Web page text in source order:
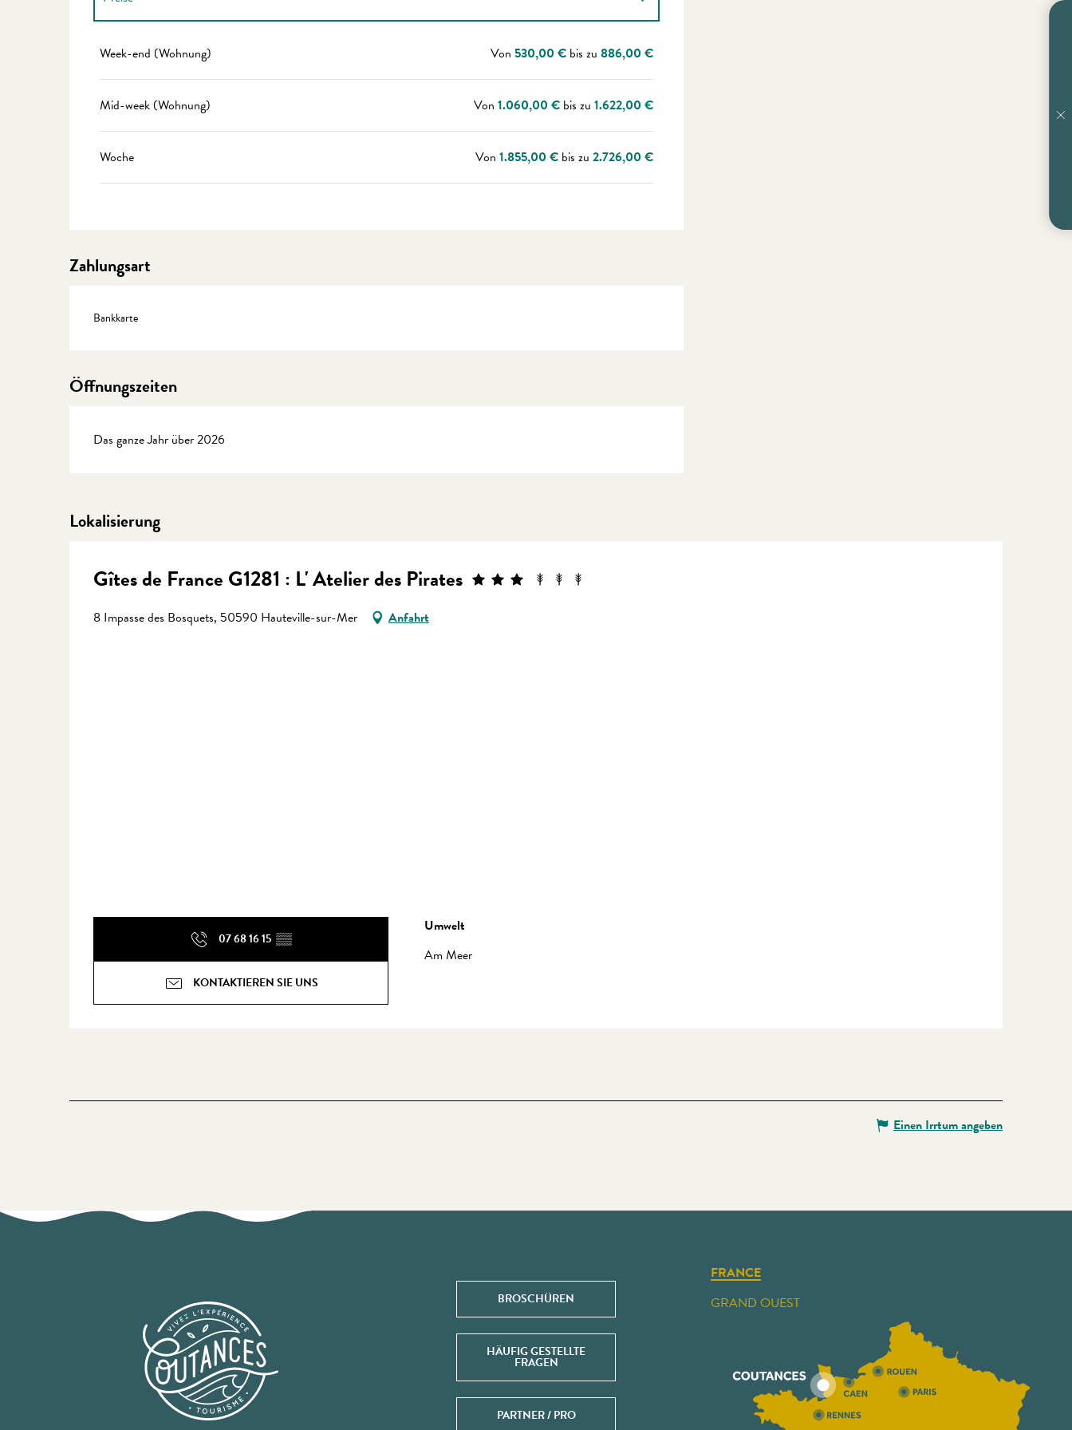
Preise 2027
Week-end (Wohnung) Von530,00 € bis zu886,00 €
Mid-week (Wohnung) Von1.060,00 € bis zu1.622,00 €
Woche Von1.855,00 € bis zu2.726,00 €
Zahlungsart
Bankkarte
Öffnungszeiten
Das ganze Jahr über 2026
Lokalisierung
Gîtes de France G1281 : L' Atelier des Pirates
8 Impasse des Bosquets, 50590 Hauteville-sur-Mer Anfahrt
07 68 16 15 ▒▒
KONTAKTIEREN SIE UNS
Umwelt
Umwelt
Am Meer
Einen Irrtum angeben
BROSCHÜREN
HÄUFIG GESTELLTE
FRAGEN
PARTNER / PRO
FRANCE
GRAND OUEST